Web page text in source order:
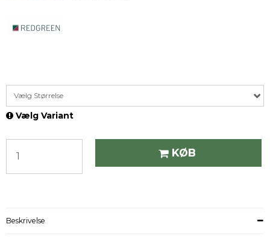
Vælg Størrelse
Vælg Variant
KØB
Beskrivelse